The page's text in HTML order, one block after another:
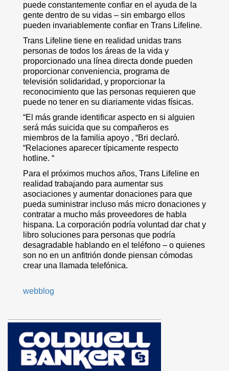
puede constantemente confiar en el ayuda de la
gente dentro de su vidas – sin embargo ellos
pueden invariablemente confiar en Trans Lifeline.
Trans Lifeline tiene en realidad unidas trans
personas de todos los áreas de la vida y
proporcionado una línea directa donde pueden
proporcionar conveniencia, programa de
televisión solidaridad, y proporcionar la
reconocimiento que las personas requieren que
puede no tener en su diariamente vidas físicas.
“El más grande identificar aspecto en si alguien
será más suicida que su compañeros es
miembros de la familia apoyo , “Bri declaró.
“Relaciones aparecer típicamente respecto
hotline. “
Para el próximos muchos años, Trans Lifeline en
realidad trabajando para aumentar sus
asociaciones y aumentar donaciones para que
pueda suministrar incluso más micro donaciones y
contratar a mucho más proveedores de habla
hispana. La corporación podría voluntad dar chat y
libro soluciones para personas que podría
desagradable hablando en el teléfono – o quienes
son no en un anfitrión donde piensan cómodas
crear una llamada telefónica.
webblog